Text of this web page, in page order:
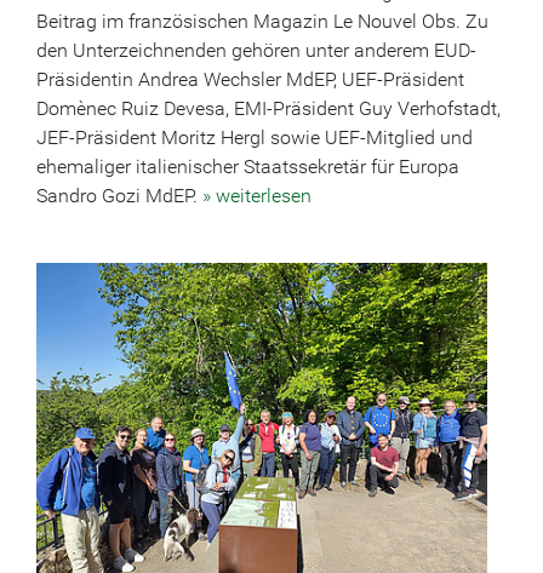
Beitrag im französischen Magazin Le Nouvel Obs. Zu
den Unterzeichnenden gehören unter anderem EUD-
Präsidentin Andrea Wechsler MdEP, UEF-Präsident
Domènec Ruiz Devesa, EMI-Präsident Guy Verhofstadt,
JEF-Präsident Moritz Hergl sowie UEF-Mitglied und
ehemaliger italienischer Staatssekretär für Europa
Sandro Gozi MdEP. » weiterlesen